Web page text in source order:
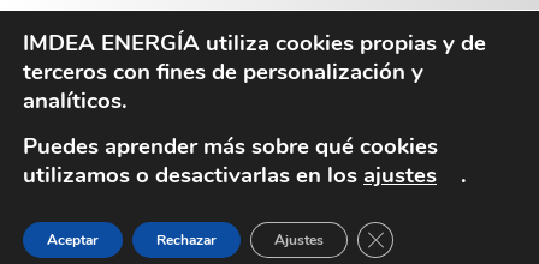
IMDEA ENERGÍA 2024. All Rights Reserved
IMDEA ENERGÍA utiliza cookies propias y de
terceros con fines de personalización y
analíticos.
Puedes aprender más sobre qué cookies
utilizamos o desactivarlas en los ajustes .
Aceptar Rechazar Ajustes CERRAR EL